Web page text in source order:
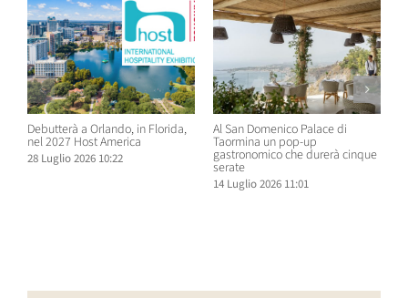
Debutterà a Orlando, in Florida,
nel 2027 Host America
28 Luglio 2026 10:22
Al San Domenico Palace di
Taormina un pop-up
gastronomico che durerà cinque
serate
14 Luglio 2026 11:01